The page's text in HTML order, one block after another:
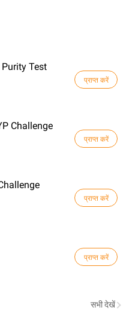
Test
प्राप्त करें
Challenge
प्राप्त करें
प्राप्त करें
प्राप्त करें
सभी देखें